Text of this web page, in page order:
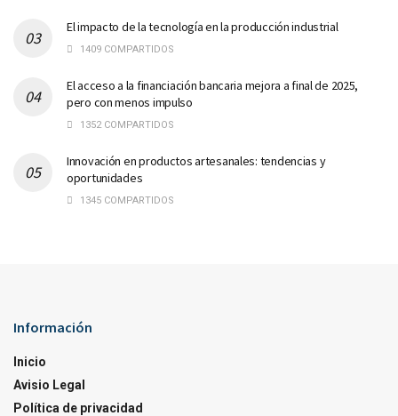
El impacto de la tecnología en la producción industrial
1409 COMPARTIDOS
El acceso a la financiación bancaria mejora a final de 2025,
pero con menos impulso
1352 COMPARTIDOS
Innovación en productos artesanales: tendencias y
oportunidades
1345 COMPARTIDOS
Información
Inicio
Avisio Legal
Política de privacidad